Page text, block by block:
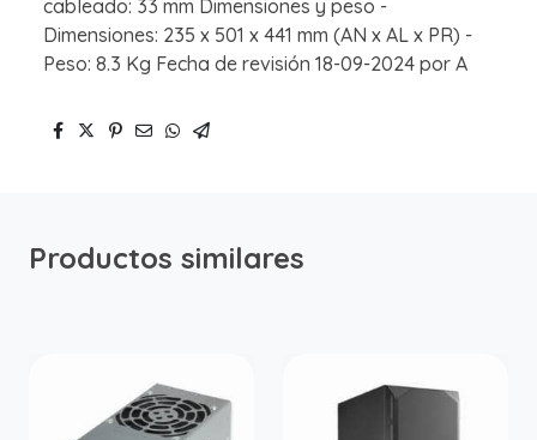
cableado: 33 mm Dimensiones y peso -
Dimensiones: 235 x 501 x 441 mm (AN x AL x PR) -
Peso: 8.3 Kg Fecha de revisión 18-09-2024 por A
Productos similares